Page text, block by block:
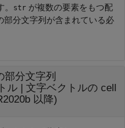
str が複数の要素をもつ配
部分文字列が含まれている必
部分文字列
ル| 文字ベクトルの cell
以降)